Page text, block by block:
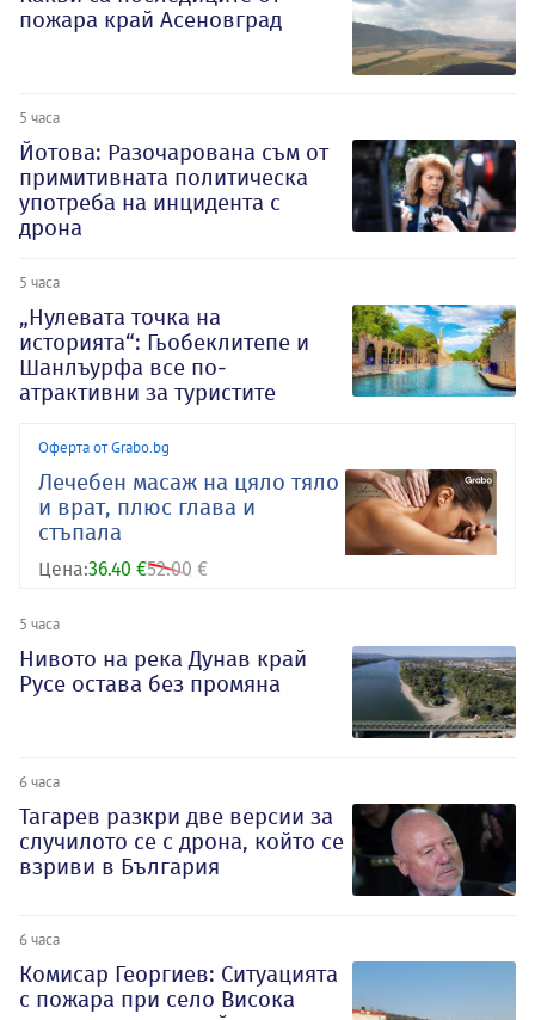
пожара край Асеновград
5 часа
Йотова: Разочарована съм от
примитивната политическа
употреба на инцидента с
дрона
5 часа
„Нулевата точка на
историята“: Гьобеклитепе и
Шанлъурфа все по-
атрактивни за туристите
Оферта от Grabo.bg
Лечебен масаж на цяло тяло
и врат, плюс глава и
стъпала
Цена:36.40 €52.00 €
5 часа
Нивото на река Дунав край
Русе остава без промяна
6 часа
Тагарев разкри две версии за
случилото се с дрона, който се
взриви в България
6 часа
Комисар Георгиев: Ситуацията
с пожара при село Висока